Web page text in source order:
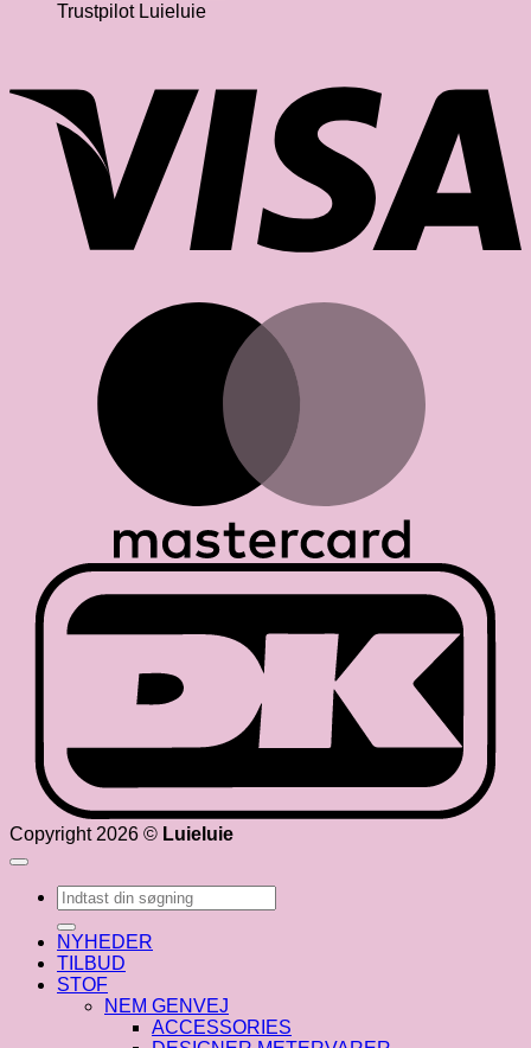
Trustpilot Luieluie
Copyright 2026 © Luieluie
Søg
efter:
NYHEDER
TILBUD
STOF
NEM GENVEJ
ACCESSORIES